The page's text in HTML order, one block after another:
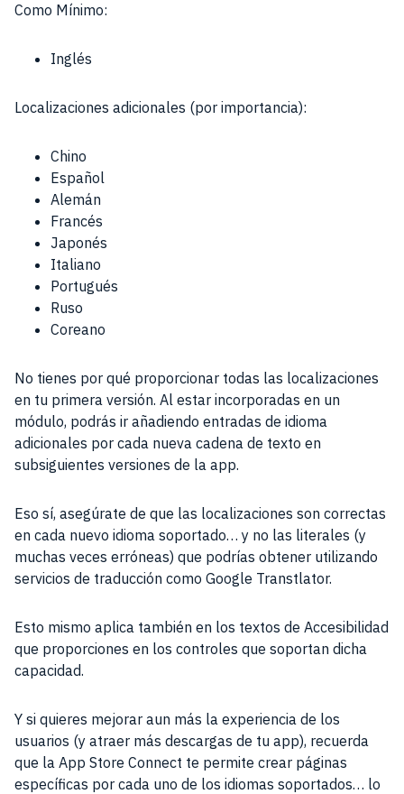
Como Mínimo:
Inglés
Localizaciones adicionales (por importancia):
Chino
Español
Alemán
Francés
Japonés
Italiano
Portugués
Ruso
Coreano
No tienes por qué proporcionar todas las localizaciones
en tu primera versión. Al estar incorporadas en un
módulo, podrás ir añadiendo entradas de idioma
adicionales por cada nueva cadena de texto en
subsiguientes versiones de la app.
Eso sí, asegúrate de que las localizaciones son correctas
en cada nuevo idioma soportado… y no las literales (y
muchas veces erróneas) que podrías obtener utilizando
servicios de traducción como Google Transtlator.
Esto mismo aplica también en los textos de Accesibilidad
que proporciones en los controles que soportan dicha
capacidad.
Y si quieres mejorar aun más la experiencia de los
usuarios (y atraer más descargas de tu app), recuerda
que la App Store Connect te permite crear páginas
específicas por cada uno de los idiomas soportados… lo